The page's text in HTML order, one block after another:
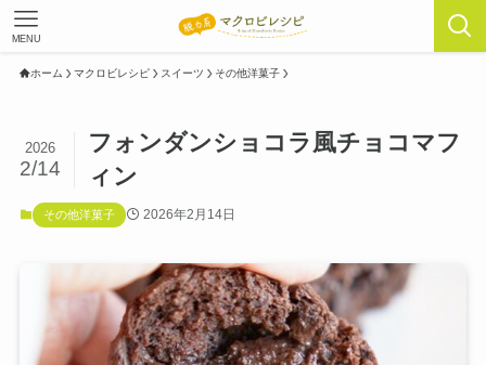
MENU
ホーム マクロビレシピ スイーツ その他洋菓子
フォンダンショコラ風チョコマフ
ィン
2026
2/14
その他洋菓子 2026年2月14日